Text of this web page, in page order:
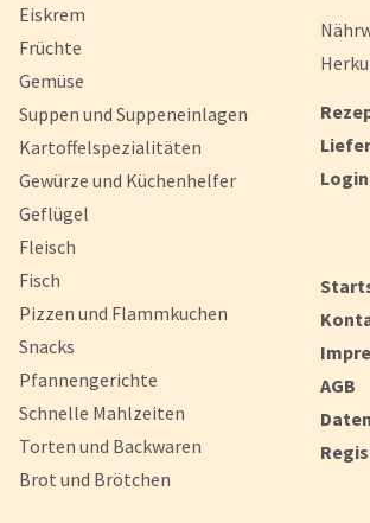
Eiskrem
Früchte
Gemüse
Suppen und Suppeneinlagen
Kartoffelspezialitäten
Gewürze und Küchenhelfer
Geflügel
Fleisch
Fisch
Pizzen und Flammkuchen
Snacks
Pfannengerichte
Schnelle Mahlzeiten
Torten und Backwaren
Brot und Brötchen
Login
AGB